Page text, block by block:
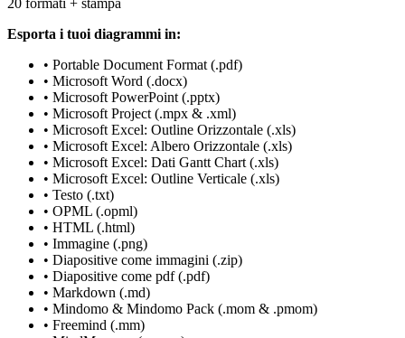
20 formati + stampa
Esporta i tuoi diagrammi in:
• Portable Document Format (.pdf)
• Microsoft Word (.docx)
• Microsoft PowerPoint (.pptx)
• Microsoft Project (.mpx & .xml)
• Microsoft Excel: Outline Orizzontale (.xls)
• Microsoft Excel: Albero Orizzontale (.xls)
• Microsoft Excel: Dati Gantt Chart (.xls)
• Microsoft Excel: Outline Verticale (.xls)
• Testo (.txt)
• OPML (.opml)
• HTML (.html)
• Immagine (.png)
• Diapositive come immagini (.zip)
• Diapositive come pdf (.pdf)
• Markdown (.md)
• Mindomo & Mindomo Pack (.mom & .pmom)
• Freemind (.mm)